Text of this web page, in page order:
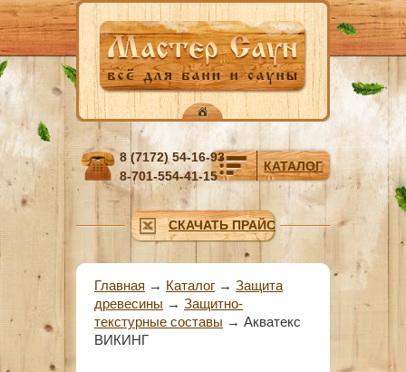
Перейти к основному содержанию
КАТАЛОГ
8 (7172) 54-16-93
8-701-554-41-15
СКАЧАТЬ ПРАЙС
Вы здесь
Главная → Каталог → Защита
древесины → Защитно-
текстурные составы → Акватекс
ВИКИНГ